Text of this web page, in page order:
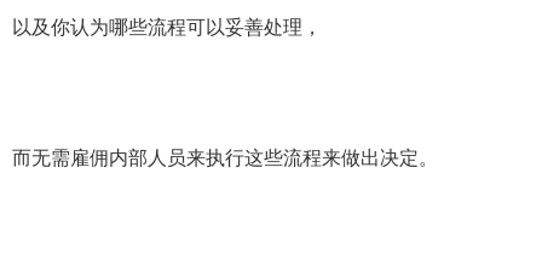
以及你认为哪些流程可以妥善处理，
而无需雇佣内部人员来执行这些流程来做出决定。